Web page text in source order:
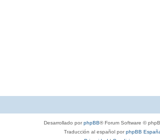
Desarrollado porphpBB® Forum Software ©
Traducción al español porphpBB